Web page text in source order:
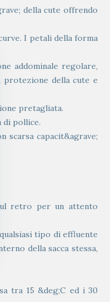
della cute offrendo
I petali della forma
addominale regolare,
protezione della cute e
pretagliata.
di pollice.
capacit&agrave;
retro per un attento
tipo di effluente
della sacca stessa,
tra 15 &deg;C ed i 30